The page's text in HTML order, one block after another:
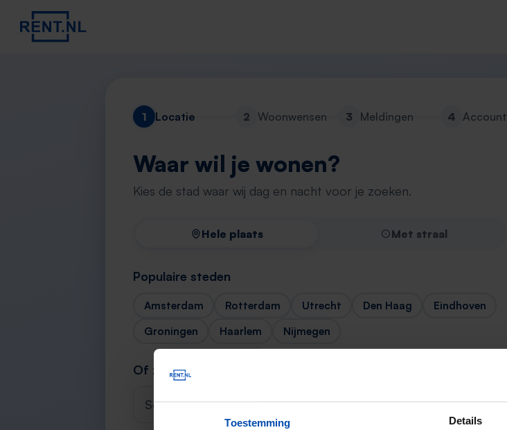
Toestemming Details
1 Locatie 2 Woonwensen 3 Meldingen 4 Account
Waar wil je wonen?
Kies de stad waar wij dag en nacht voor je zoeken.
Hele plaats Met straal
Populaire steden
Amsterdam Rotterdam Utrecht Den Haag
Eindhoven
Groningen
Haarlem Nijmegen
Of zoek je stad
Selecteer een plaats